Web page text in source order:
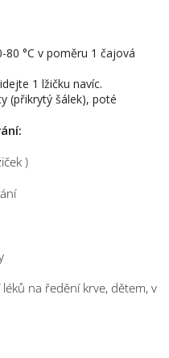
°C v poměru 1 čajová
1 lžičku navíc.
(přikrytý šálek), poté
)
na ředění krve, dětem, v